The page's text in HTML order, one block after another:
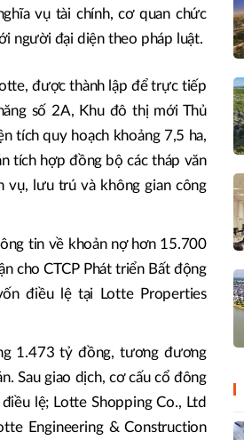
vụ tài chính, cơ quan chức
người đại diện theo pháp luật.
được thành lập để trực tiếp
số 2A, Khu đô thị mới Thủ
tích quy hoạch khoảng 7,5 ha,
tích hợp đồng bộ các tháp văn
vụ, lưu trú và không gian công
tin về khoản nợ hơn 15.700
cho CTCP Phát triển Bất động
điều lệ tại Lotte Properties
1.473 tỷ đồng, tương đương
Sau giao dịch, cơ cấu cổ đông
lệ; Lotte Shopping Co., Ltd
Engineering & Construction